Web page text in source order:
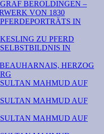
BEROLDINGEN –
VON 1830
IN
ZU PFERD
IN
HERZOG
MAHMUD AUF
MAHMUD AUF
MAHMUD AUF